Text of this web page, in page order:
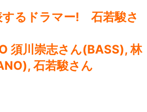
するドラマー! 石若駿さ
須川崇志さん(BASS), 林
石若駿さん